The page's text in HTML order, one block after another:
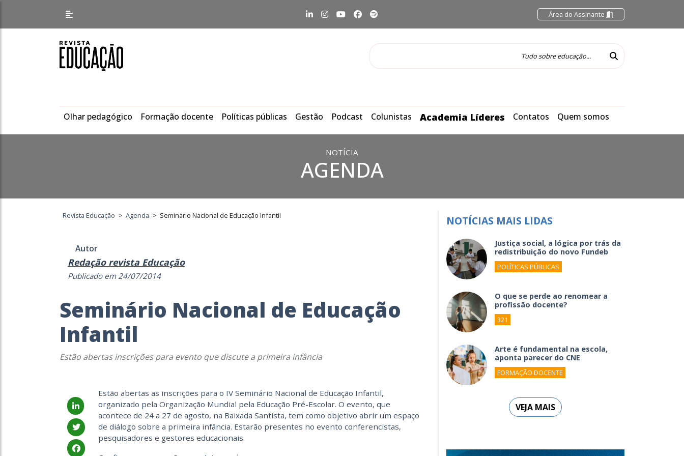
Área do Assinante
Olhar pedagógico Formação docente Políticas públicas Gestão Podcast Colunistas Academia Líderes Contatos Quem somos
NOTÍCIA
AGENDA
Revista Educação > Agenda > Seminário Nacional de Educação Infantil
Autor
Redação revista Educação
Publicado em 24/07/2014
Seminário Nacional de Educação
Infantil
Estão abertas inscrições para evento que discute a primeira infância
Estão abertas as inscrições para o IV Seminário Nacional de Educação Infantil,
organizado pela Organização Mundial pela Educação Pré-Escolar. O evento, que
acontece de 24 a 27 de agosto, na Baixada Santista, tem como objetivo abrir um espaço
de diálogo sobre a primeira infância. Estarão presentes no evento conferencistas,
pesquisadores e gestores educacionais.
NOTÍCIAS MAIS LIDAS
Justiça social, a lógica por trás da
redistribuição do novo Fundeb
POLÍTICAS PÚBLICAS
O que se perde ao renomear a
profissão docente?
321
Arte é fundamental na escola,
aponta parecer do CNE
FORMAÇÃO DOCENTE
VEJA MAIS